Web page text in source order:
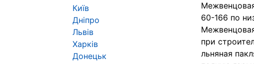
60-166 по
при
льняная
Київ
Дніпро
Львів
Харків
Донецьк